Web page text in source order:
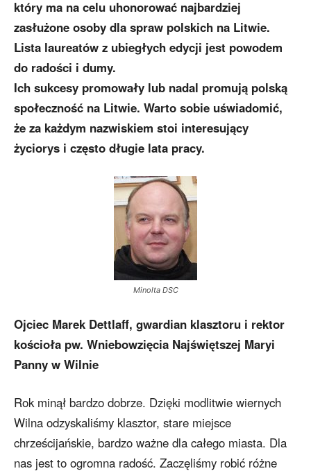
który ma na celu uhonorować najbardziej
zasłużone osoby dla spraw polskich na Litwie.
Lista laureatów z ubiegłych edycji jest powodem
do radości i dumy.
Ich sukcesy promowały lub nadal promują polską
społeczność na Litwie. Warto sobie uświadomić,
że za każdym nazwiskiem stoi interesujący
życiorys i często długie lata pracy.
Minolta DSC
Ojciec Marek Dettlaff, gwardian klasztoru i rektor
kościoła pw. Wniebowzięcia Najświętszej Maryi
Panny w Wilnie
Rok minął bardzo dobrze. Dzięki modlitwie wiernych
Wilna odzyskaliśmy klasztor, stare miejsce
chrześcijańskie, bardzo ważne dla całego miasta. Dla
nas jest to ogromna radość. Zaczęliśmy robić różne